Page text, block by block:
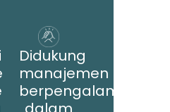
Didukung
manajemen
berpengalaman